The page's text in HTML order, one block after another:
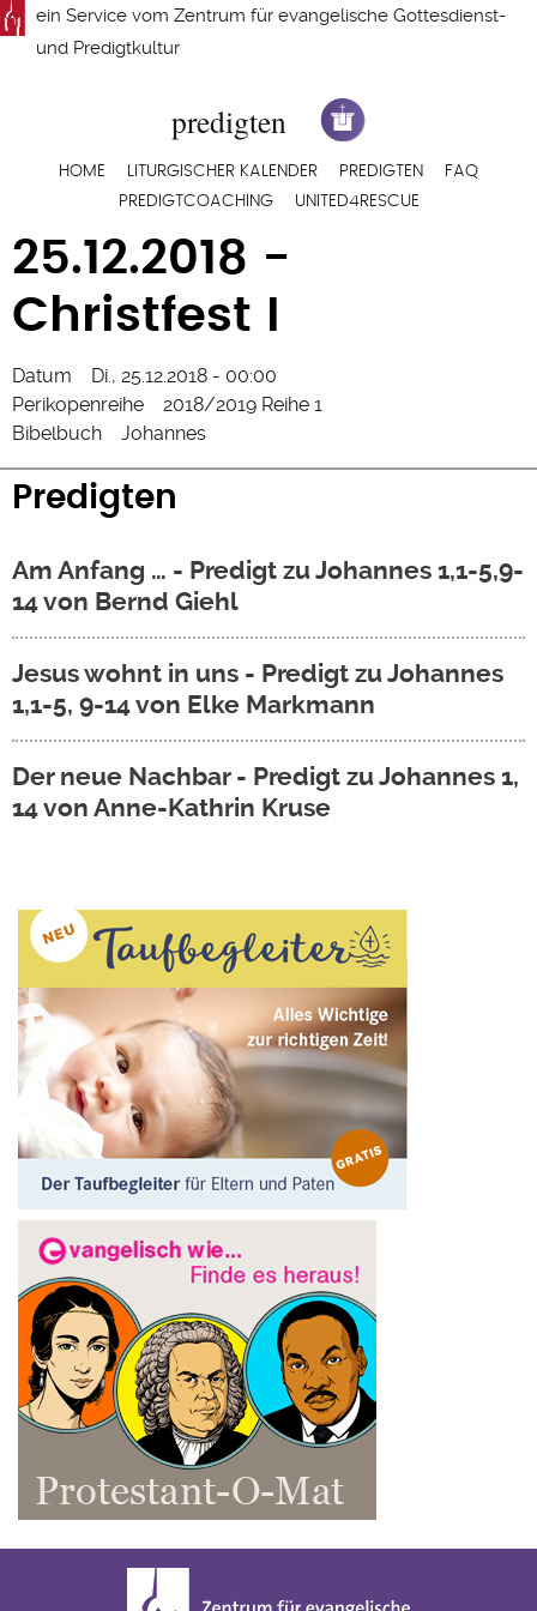
Direkt
zum
ein Service vom Zentrum für evangelische Gottesdienst-
und Predigtkultur
Hauptnavigation
HOME LITURGISCHER KALENDER PREDIGTEN
FAQ
PREDIGTCOACHING
UNITED4RESCUE
25.12.2018 -
Christfest I
Datum
Di., 25.12.2018 - 00:00
Perikopenreihe
2018/2019 Reihe 1
Bibelbuch
Johannes
Predigten
Am Anfang … - Predigt zu Johannes 1,1-5,9-
14 von Bernd Giehl
Jesus wohnt in uns - Predigt zu Johannes
1,1-5, 9-14 von Elke Markmann
Der neue Nachbar - Predigt zu Johannes 1,
14 von Anne-Kathrin Kruse